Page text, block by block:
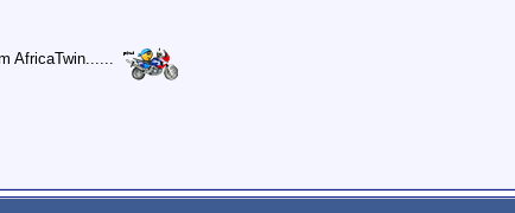
AfricaTwin......